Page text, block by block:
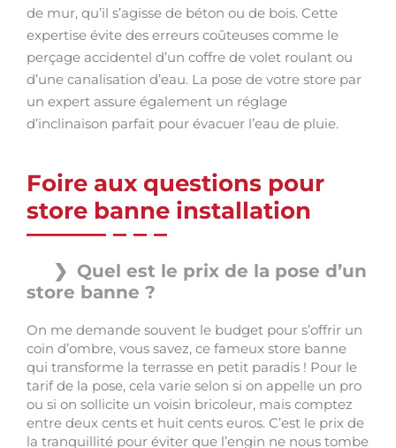
de mur, qu’il s’agisse de béton ou de bois. Cette
expertise évite des erreurs coûteuses comme le
perçage accidentel d’un coffre de volet roulant ou
d’une canalisation d’eau. La pose de votre store par
un expert assure également un réglage
d’inclinaison parfait pour évacuer l’eau de pluie.
Foire aux questions pour
store banne installation
Quel est le prix de la pose d’un
store banne ?
On me demande souvent le budget pour s’offrir un
coin d’ombre, vous savez, ce fameux store banne
qui transforme la terrasse en petit paradis ! Pour le
tarif de la pose, cela varie selon si on appelle un pro
ou si on sollicite un voisin bricoleur, mais comptez
entre deux cents et huit cents euros. C’est le prix de
la tranquillité pour éviter que l’engin ne nous tombe